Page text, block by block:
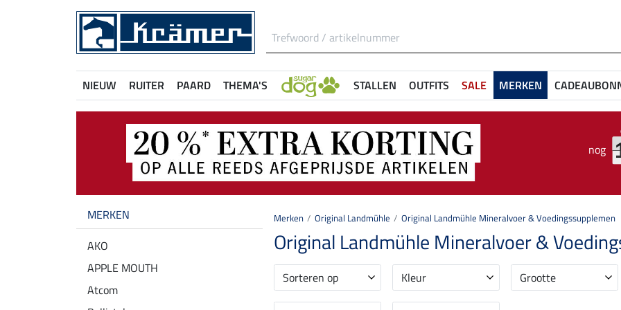
NIEUW RUITER PAARD THEMA'S STALLEN OUTFITS SALE MERKEN
nog
MERKEN
AKO
APPLE MOUTH
Atcom
Merken Original Landmühle Original Landmühle Mineralvoer & Voedingssupplemen
Original Landmühle Mineralvoer &
Sorteren op Kleur Grootte